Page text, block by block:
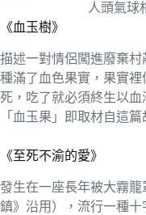
人頭氣球
《血玉樹》
描述一對情侶闖進廢棄
種滿了血色果實，果實
死，吃了就必須終生以
「血玉果」即取材自這篇
《至死不渝的愛》
發生在一座長年被大霧
鎮》沿用），流行一種